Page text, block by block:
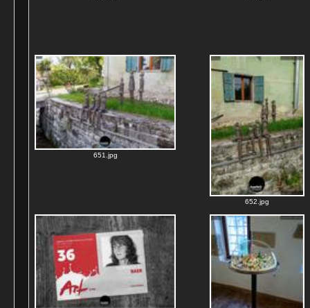
651.jpg
652.jpg